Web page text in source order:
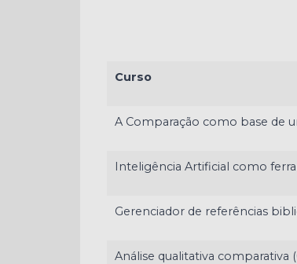
Curso
A Comparação como base de
Inteligência Artificial como
Gerenciador de referências
Análise qualitativa comparativa